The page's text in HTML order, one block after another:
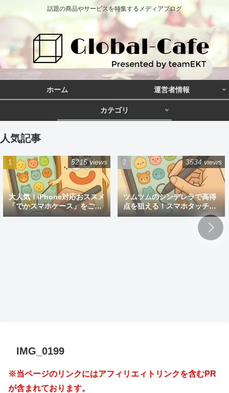
話題の商品やサービスを特集するメディアブログ
ホーム 運営者情報
カテゴリ
人気記事
大人気！iPhone対応おススメ
「でかスマホケース」をご紹
介
5215 views
ツムツムのシンデレラで高得
点を狙える！スマホタッチペ
ン
3534 views
IMG_0199
※当ページのリンクにはアフィリエィトリンクを含むPR
が含まれております。